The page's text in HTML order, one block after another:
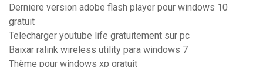
Derniere version adobe flash player pour windows 10
gratuit
Telecharger youtube life gratuitement sur pc
Baixar ralink wireless utility para windows 7
Thème pour windows xp gratuit